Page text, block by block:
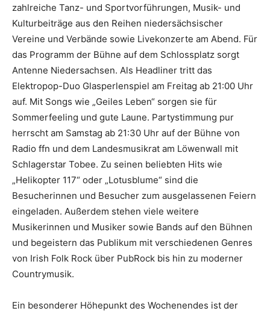
zahlreiche Tanz- und Sportvorführungen, Musik- und
Kulturbeiträge aus den Reihen niedersächsischer
Vereine und Verbände sowie Livekonzerte am Abend. Für
das Programm der Bühne auf dem Schlossplatz sorgt
Antenne Niedersachsen. Als Headliner tritt das
Elektropop-Duo Glasperlenspiel am Freitag ab 21:00 Uhr
auf. Mit Songs wie „Geiles Leben“ sorgen sie für
Sommerfeeling und gute Laune. Partystimmung pur
herrscht am Samstag ab 21:30 Uhr auf der Bühne von
Radio ffn und dem Landesmusikrat am Löwenwall mit
Schlagerstar Tobee. Zu seinen beliebten Hits wie
„Helikopter 117“ oder „Lotusblume“ sind die
Besucherinnen und Besucher zum ausgelassenen Feiern
eingeladen. Außerdem stehen viele weitere
Musikerinnen und Musiker sowie Bands auf den Bühnen
und begeistern das Publikum mit verschiedenen Genres
von Irish Folk Rock über PubRock bis hin zu moderner
Countrymusik.
Ein besonderer Höhepunkt des Wochenendes ist der